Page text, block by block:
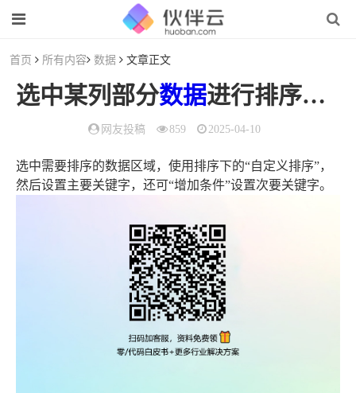
首页 所有内容 数据 文章正文
选中某列部分数据进行排序，结果整列进行排序了（要对某一列的
网友投稿 859 2025-04-10
选中需要排序的数据区域，使用排序下的“自定义排序”，
然后设置主要关键字，还可“增加条件”设置次要关键字。